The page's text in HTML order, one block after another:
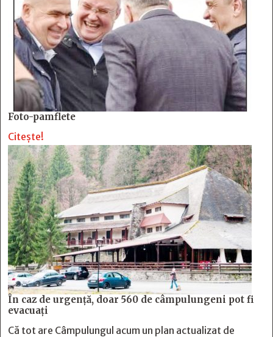
Foto-pamflete
Citește!
În caz de urgență, doar 560 de câmpulungeni pot fi
evacuați
Că tot are Câmpulungul acum un plan actualizat de